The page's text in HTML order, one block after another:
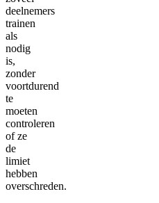
deelnemers
trainen
als
nodig
is,
zonder
voortdurend
te
moeten
controleren
of ze
de
limiet
hebben
overschreden.